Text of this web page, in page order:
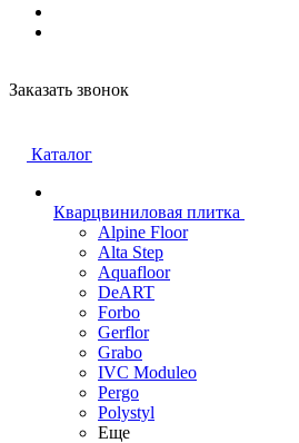
Заказать звонок
Каталог
Кварцвиниловая плитка
Alpine Floor
Alta Step
Aquafloor
DeART
Forbo
Gerflor
Grabo
IVC Moduleo
Pergo
Polystyl
Еще